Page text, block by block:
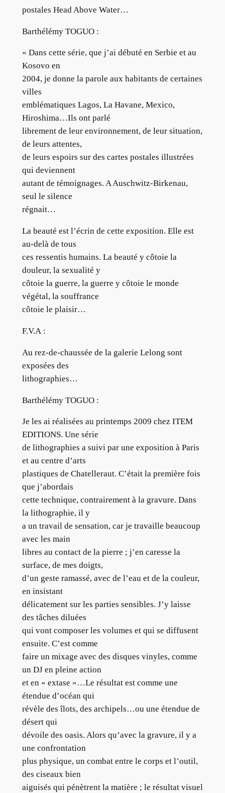
postales Head Above Water…
Barthélémy TOGUO :
« Dans cette série, que j’ai débuté en Serbie et au
Kosovo en
2004, je donne la parole aux habitants de certaines
villes
emblématiques Lagos, La Havane, Mexico,
Hiroshima…Ils ont parlé
librement de leur environnement, de leur situation,
de leurs attentes,
de leurs espoirs sur des cartes postales illustrées
qui deviennent
autant de témoignages. A Auschwitz-Birkenau,
seul le silence
régnait…
La beauté est l’écrin de cette exposition. Elle est
au-delà de tous
ces ressentis humains. La beauté y côtoie la
douleur, la sexualité y
côtoie la guerre, la guerre y côtoie le monde
végétal, la souffrance
côtoie le plaisir…
F.V.A :
Au rez-de-chaussée de la galerie Lelong sont
exposées des
lithographies…
Barthélémy TOGUO :
Je les ai réalisées au printemps 2009 chez ITEM
EDITIONS. Une série
de lithographies a suivi par une exposition à Paris
et au centre d’arts
plastiques de Chatelleraut. C’était la première fois
que j’abordais
cette technique, contrairement à la gravure. Dans
la lithographie, il y
a un travail de sensation, car je travaille beaucoup
avec les main
libres au contact de la pierre ; j’en caresse la
surface, de mes doigts,
d’un geste ramassé, avec de l’eau et de la couleur,
en insistant
délicatement sur les parties sensibles. J’y laisse
des tâches diluées
qui vont composer les volumes et qui se diffusent
ensuite. C’est comme
faire un mixage avec des disques vinyles, comme
un DJ en pleine action
et en « extase »…Le résultat est comme une
étendue d’océan qui
révèle des îlots, des archipels…ou une étendue de
désert qui
dévoile des oasis. Alors qu’avec la gravure, il y a
une confrontation
plus physique, un combat entre le corps et l’outil,
des ciseaux bien
aiguisés qui pénètrent la matière ; le résultat visuel